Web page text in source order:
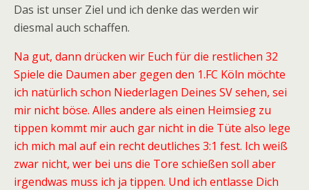
Das ist unser Ziel und ich denke das werden wir
diesmal auch schaffen.
Na gut, dann drücken wir Euch für die restlichen 32
Spiele die Daumen aber gegen den 1.FC Köln möchte
ich natürlich schon Niederlagen Deines SV sehen, sei
mir nicht böse. Alles andere als einen Heimsieg zu
tippen kommt mir auch gar nicht in die Tüte also lege
ich mich mal auf ein recht deutliches 3:1 fest. Ich weiß
zwar nicht, wer bei uns die Tore schießen soll aber
irgendwas muss ich ja tippen. Und ich entlasse Dich